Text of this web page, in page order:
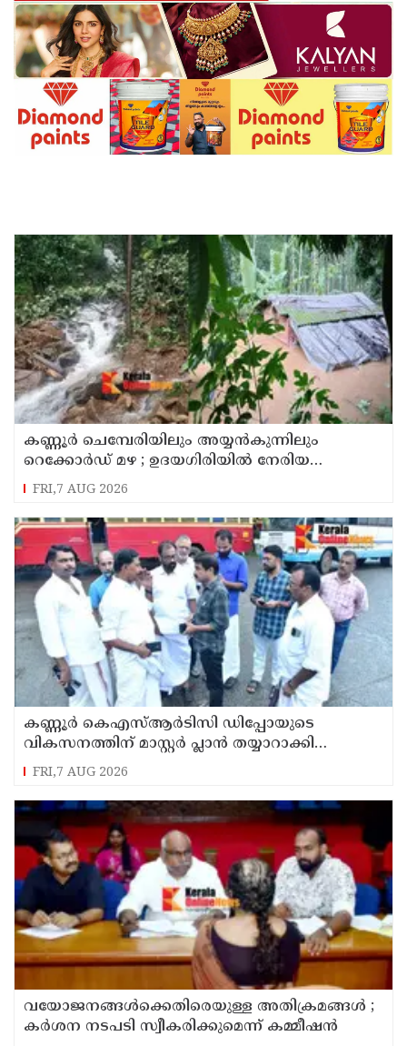
കണ്ണൂർ ചെമ്പേരിയിലും അയ്യൻകുന്നിലും
റെക്കോർഡ് മഴ ; ഉദയഗിരിയിൽ നേരിയ
ഉരുൾപൊട്ടൽ; 13 പേരെ ക്യാമ്പിലേക്ക് മാറ്റി
FRI,7 AUG 2026
കണ്ണൂർ കെഎസ്ആർടിസി ഡിപ്പോയുടെ
വികസനത്തിന് മാസ്റ്റർ പ്ലാൻ തയ്യാറാക്കി
സമർപ്പിക്കും : ടി ഒ മോഹനൻ എം എൽ എ
FRI,7 AUG 2026
വയോജനങ്ങൾക്കെതിരെയുള്ള അതിക്രമങ്ങൾ ;
കർശന നടപടി സ്വീകരിക്കുമെന്ന് കമ്മീഷൻ